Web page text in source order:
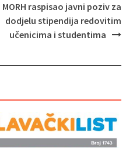
MORH raspisao javni poziv za
dodjelu stipendija redovitim
učenicima i studentima